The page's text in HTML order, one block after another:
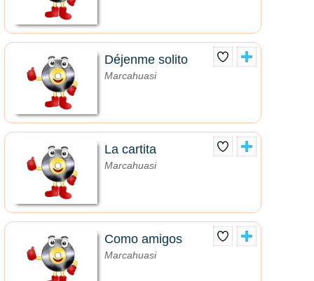
Déjenme solito
Marcahuasi
La cartita
Marcahuasi
Como amigos
Marcahuasi